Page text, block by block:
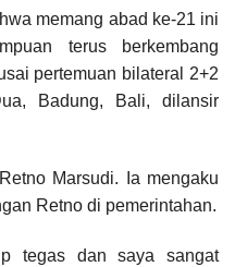
memang abad ke-21 ini
terus berkembang
pertemuan bilateral 2+2
Badung, Bali, dilansir
Marsudi. Ia mengaku
Retno di pemerintahan.
tegas dan saya sangat